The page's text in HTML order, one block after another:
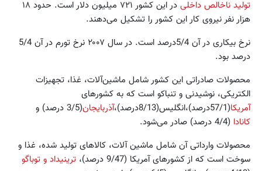
تولید ناخالص داخلی
در این کشور ۷۲۱ میلیون دلار است. حدود ۱۸
هزار نفر نیروی کار این کشور را تشکیل می‌دهند.
نرخ بیکاری در آن 5/4درصد است. در سال ۲۰۰۷ نرخ تورم در آن 5/4
درصد بود.
محصولات صادراتی این کشور شامل ماشین‌آلات، غذا، تجهیزات
الکتریکی، نوشیدنی و تنباکو است که به کشورهای
آمریکا(57/1درصد)،انگلیس(8/13درصد)، آذربایجان(3/5 درصد) و
کانادا (4/4 درصد) صادر می‌شود.
محصولات وارداتی آن شامل ماشین آلات، کالاهای تولید شده، غذا و
سوخت است که از کشورهای آمریکا‌ (9/47 درصد)،
ترینیداد و توباگو